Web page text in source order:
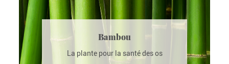
Bambou
La plante pour la santé des os